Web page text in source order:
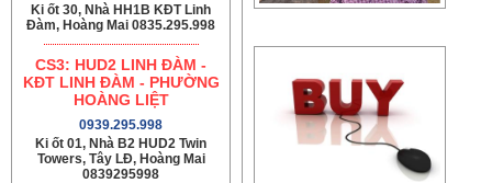
Ki ốt 30, Nhà HH1B KĐT Linh
Đàm, Hoàng Mai 0835.295.998
CS3: HUD2 LINH ĐÀM -
KĐT LINH ĐÀM - PHƯỜNG
HOÀNG LIỆT
0939.295.998
Ki ốt 01, Nhà B2 HUD2 Twin
Towers, Tây LĐ, Hoàng Mai
0839295998